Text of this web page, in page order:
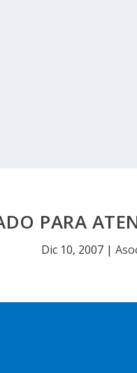
PARA
Dic 10, 2007|